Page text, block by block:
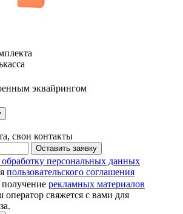
эквайрингом
свои контакты
Оставить заявку
обработку персональных данных
пользовательского соглашения
рекламных материалов
оператор свяжется с вами для